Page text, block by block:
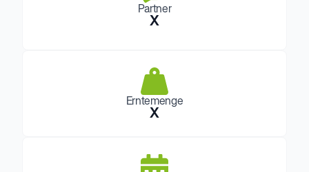
Partner
X
Erntemenge
X